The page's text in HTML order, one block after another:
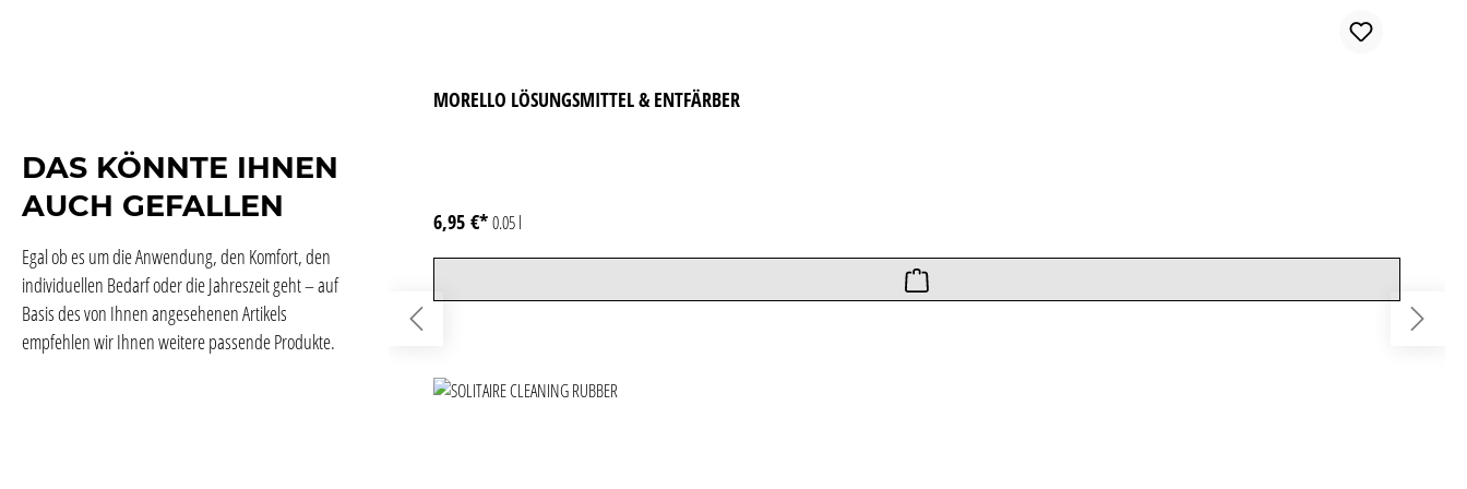
DAS KÖNNTE IHNEN
AUCH GEFALLEN
Egal ob es um die Anwendung, den Komfort, den
individuellen Bedarf oder die Jahreszeit geht – auf
Basis des von Ihnen angesehenen Artikels
empfehlen wir Ihnen weitere passende Produkte.
MORELLO LÖSUNGSMITTEL & ENTFÄRBER
6,95 €*0.05 l